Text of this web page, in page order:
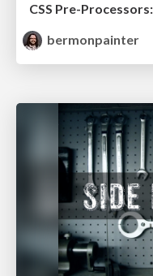
CSS Pre-
bermonpainter